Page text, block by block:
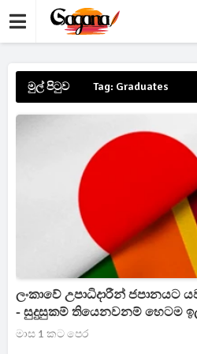
මුල් පිටුව Tag: Graduates
ලංකාවේ උපාධිදාරීන්
- සුදුසුකම් තියෙනවනම් හෙටම
කටයුතු ඇමතිගෙන් ප්‍රකාශයක්
මාස 1 කට පෙර